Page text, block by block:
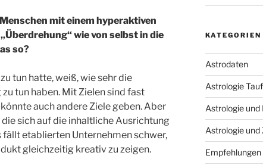
mit einem hyperaktiven
wie von selbst in die
so?
tun hatte, weiß, wie sehr die
tun haben. Mit Zielen sind fast
auch andere Ziele geben. Aber
sich auf die inhaltliche Ausrichtung
etablierten Unternehmen schwer,
gleichzeitig kreativ zu zeigen.
KATEGORIEN
Astrodaten
Astrologie
Astrologie und
Astrologie und
Empfehlungen